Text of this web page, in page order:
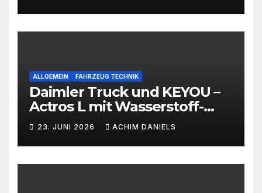
ALLGEMEIN FAHRZEUG TECHNIK
Daimler Truck und KEYOU –
Actros L mit Wasserstoff-
Verbrennermotor
23. JUNI 2026 ACHIM DANIELS